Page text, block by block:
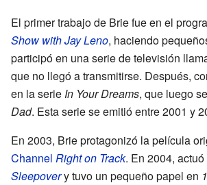
El primer trabajo de Brie fue en el
Show with Jay Leno, haciendo
participó en una serie de televisión
que no llegó a transmitirse. Después,
en la serie In Your Dreams, que luego
Dad. Esta serie se emitió entre 2001 y
En 2003, Brie protagonizó la película
Channel Right on Track. En 2004,
Sleepovery tuvo un pequeño papel en